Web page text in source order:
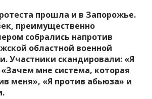
прошла и в Запорожье.
преимущественно
собрались напротив
областной военной
Участники скандировали: «Я
«Зачем мне система, которая
меня», «Я против абьюза» и